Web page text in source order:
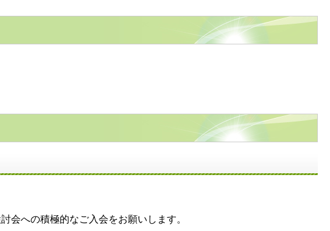
会への積極的なご入会をお願いします。